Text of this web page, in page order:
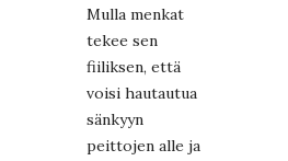
Mulla menkat
tekee sen
fiiliksen, että
voisi hautautua
sänkyyn
peittojen alle ja